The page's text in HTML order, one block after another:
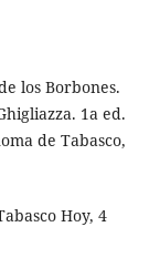
los Borbones.
1a ed.
de Tabasco,
Hoy, 4